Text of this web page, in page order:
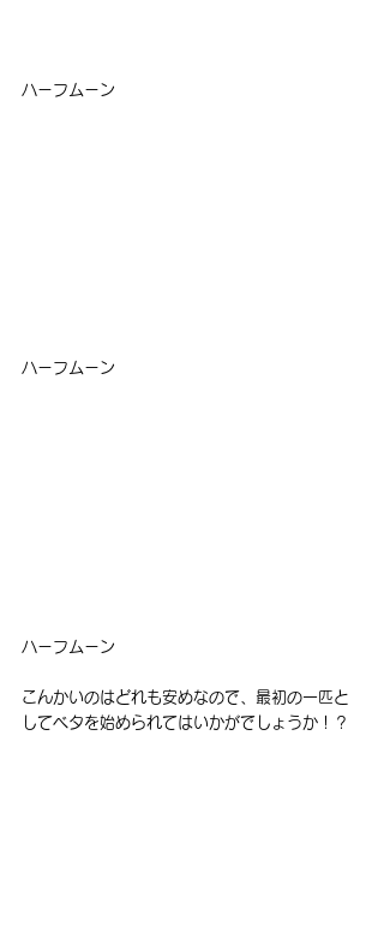
ハーフムーン
ハーフムーン
ハーフムーン
こんかいのはどれも安めなので、最初の一匹と
してベタを始められてはいかがでしょうか！？